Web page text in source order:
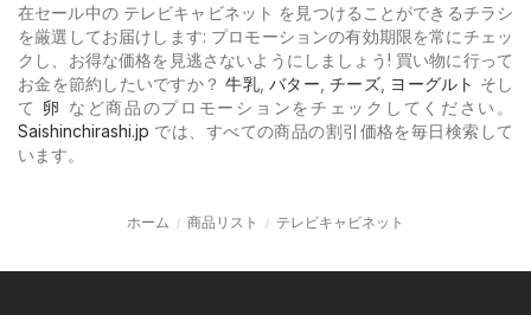
在セール中の テレビキャビネット を見つけることができるチラシ
を厳選してお届けします: プロモーションの有効期限を常にチェッ
クし、お得な価格を見逃さないようにしましょう! 買い物に行って
お金を節約したいですか？牛乳,バター ,チーズ, ヨーグルト そし
て 卵 など商品のプロモーションをチェックしてください。
Saishinchirashi.jp では、すべての商品の割引価格を毎日検索して
います。
ホーム 商品リスト テレビキャビネット